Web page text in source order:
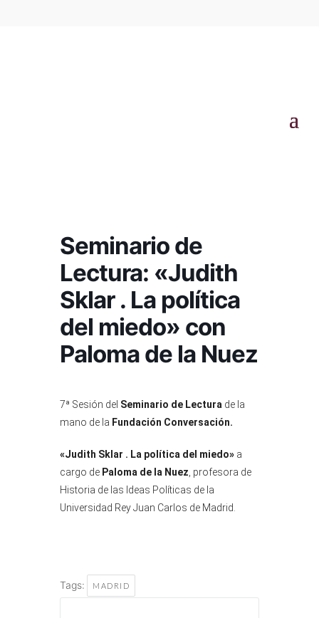
Seminario de
Lectura: «Judith
Sklar . La política
del miedo» con
Paloma de la Nuez
7ª Sesión del Seminario de Lectura de la
mano de la Fundación Conversación.
«Judith Sklar . La política del miedo» a
cargo de Paloma de la Nuez , profesora de
Historia de las Ideas Políticas de la
Universidad Rey Juan Carlos de Madrid.
Tags: MADRID